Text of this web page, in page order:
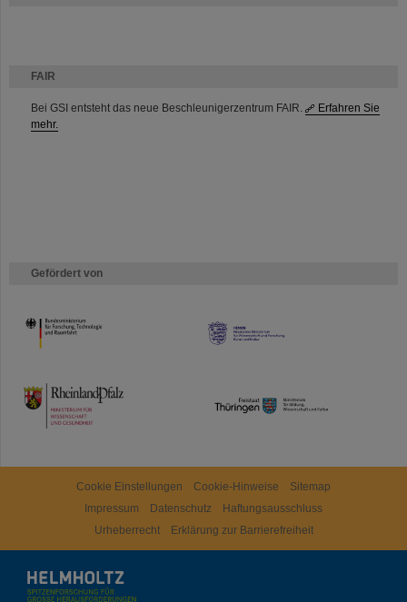
FAIR
Bei GSI entsteht das neue Beschleunigerzentrum FAIR.
Erfahren Sie
mehr.
Gefördert von
HMWK
TMWWDG
Cookie Einstellungen Cookie-Hinweise
Sitemap
Impressum
Datenschutz
Haftungsausschluss
Urheberrecht
Erklärung zur Barrierefreiheit